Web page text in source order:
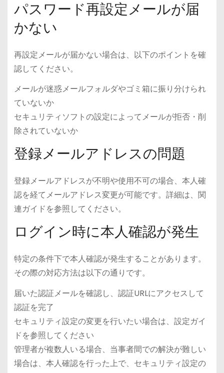
パスワード再設定メールが届
かない
再設定メールが届かない場合は、以下のポイントを確
認してください。
メールが迷惑メールフォルダやゴミ箱に振り分けられ
ていないか
セキュリティソフトの設定によってメールが拒否・削
除されていないか
登録メールアドレスの問題
登録メールアドレスが不明や使用不可の場合、本人確
認を経てメールアドレス変更が可能です。詳細は、関
連ガイドを参照してください。
ログイン時に本人確認が発生
特定の条件下で本人確認が発生することがあります。
その際の対応方法は以下の通りです。
届いた認証メールを確認し、認証URLにアクセスして
認証を完了
セキュリティ設定の変更を行いたい場合は、設定ガイ
ドを参照してください
管理者が複数人いる場合、当事者間での解決が難しい
場合は、本人確認を行った上で、セキュリティ設定の